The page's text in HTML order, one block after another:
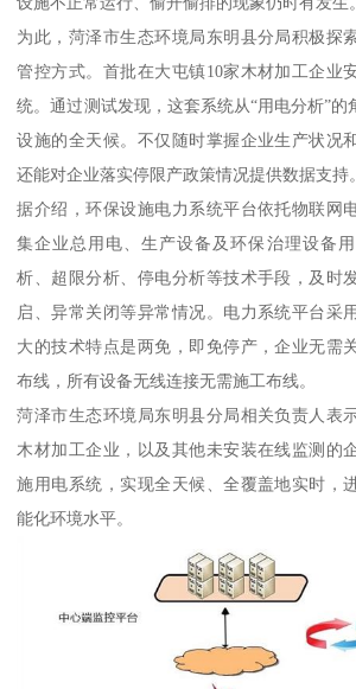
为此，菏泽市生态环境局东明县分局积极探
管控方式。首批在大屯镇10家木材加工企业
统。通过测试发现，这套系统从“用电分析”
设施的全天候。不仅随时掌握企业生产状况
还能对企业落实停限产政策情况提供数据支持。
据介绍，环保设施电力系统平台依托物联网
集企业总用电、生产设备及环保治理设备
析、超限分析、停电分析等技术手段，及时
启、异常关闭等异常情况。电力系统平台采
大的技术特点是两免，即免停产，企业无需
布线，所有设备无线连接无需施工布线。
菏泽市生态环境局东明县分局相关负责人表
木材加工企业，以及其他未安装在线监测的
施用电系统，实现全天候、全覆盖地实时，
能化环境水平。